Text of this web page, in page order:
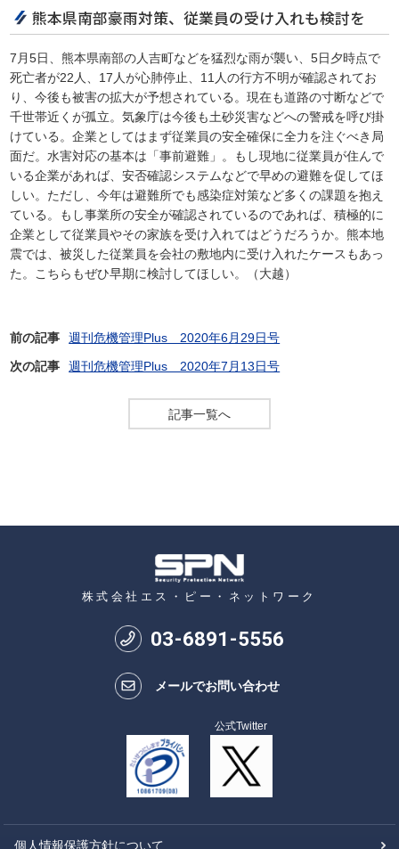
熊本県南部豪雨対策、従業員の受け入れも検討を
7月5日、熊本県南部の人吉町などを猛烈な雨が襲い、5日夕時点で
死亡者が22人、17人が心肺停止、11人の行方不明が確認されてお
り、今後も被害の拡大が予想されている。現在も道路の寸断などで
千世帯近くが孤立。気象庁は今後も土砂災害などへの警戒を呼び掛
けている。企業としてはまず従業員の安全確保に全力を注ぐべき局
面だ。水害対応の基本は「事前避難」。もし現地に従業員が住んで
いる企業があれば、安否確認システムなどで早めの避難を促してほ
しい。ただし、今年は避難所でも感染症対策など多くの課題を抱え
ている。もし事業所の安全が確認されているのであれば、積極的に
企業として従業員やその家族を受け入れてはどうだろうか。熊本地
震では、被災した従業員を会社の敷地内に受け入れたケースもあっ
た。こちらもぜひ早期に検討してほしい。（大越）
前の記事
週刊危機管理Plus 2020年6月29日号
次の記事
週刊危機管理Plus 2020年7月13日号
記事一覧へ
株式会社エス・ピー・ネットワーク
03-6891-5556
メールでお問い合わせ
公式Twitter
個人情報保護方針について